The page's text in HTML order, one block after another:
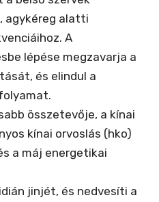
agykéreg alatti
A
lépése megzavarja a
és elindul a
összetevője, a kínai
kínai orvoslás (hko)
a máj energetikai
jinjét, és nedvesíti a